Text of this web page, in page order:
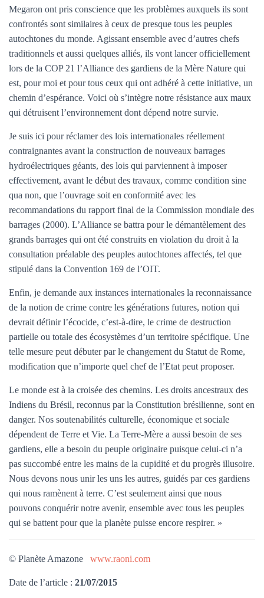
Megaron ont pris conscience que les problèmes auxquels ils sont
confrontés sont similaires à ceux de presque tous les peuples
autochtones du monde. Agissant ensemble avec d’autres chefs
traditionnels et aussi quelques alliés, ils vont lancer officiellement
lors de la COP 21 l’Alliance des gardiens de la Mère Nature qui
est, pour moi et pour tous ceux qui ont adhéré à cette initiative, un
chemin d’espérance. Voici où s’intègre notre résistance aux maux
qui détruisent l’environnement dont dépend notre survie.
Je suis ici pour réclamer des lois internationales réellement
contraignantes avant la construction de nouveaux barrages
hydroélectriques géants, des lois qui parviennent à imposer
effectivement, avant le début des travaux, comme condition sine
qua non, que l’ouvrage soit en conformité avec les
recommandations du rapport final de la Commission mondiale des
barrages (2000). L’Alliance se battra pour le démantèlement des
grands barrages qui ont été construits en violation du droit à la
consultation préalable des peuples autochtones affectés, tel que
stipulé dans la Convention 169 de l’OIT.
Enfin, je demande aux instances internationales la reconnaissance
de la notion de crime contre les générations futures, notion qui
devrait définir l’écocide, c’est-à-dire, le crime de destruction
partielle ou totale des écosystèmes d’un territoire spécifique. Une
telle mesure peut débuter par le changement du Statut de Rome,
modification que n’importe quel chef de l’Etat peut proposer.
Le monde est à la croisée des chemins. Les droits ancestraux des
Indiens du Brésil, reconnus par la Constitution brésilienne, sont en
danger. Nos soutenabilités culturelle, économique et sociale
dépendent de Terre et Vie. La Terre-Mère a aussi besoin de ses
gardiens, elle a besoin du peuple originaire puisque celui-ci n’a
pas succombé entre les mains de la cupidité et du progrès illusoire.
Nous devons nous unir les uns les autres, guidés par ces gardiens
qui nous ramènent à terre. C’est seulement ainsi que nous
pouvons conquérir notre avenir, ensemble avec tous les peuples
qui se battent pour que la planète puisse encore respirer. »
© Planète Amazone www.raoni.com
Date de l’article : 21/07/2015